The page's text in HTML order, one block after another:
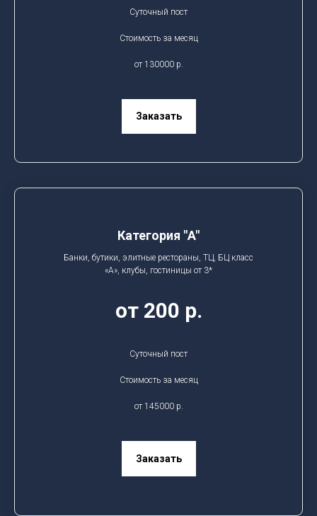
Суточный пост
Стоимость за месяц
от 130000 р.
Заказать
Категория "A"
Банки, бутики, элитные рестораны, ТЦ, БЦ класс
«А», клубы, гостиницы от 3*
от 200 р.
Суточный пост
Стоимость за месяц
от 145000 р.
Заказать